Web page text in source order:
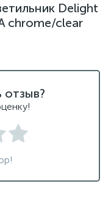
Delight
chrome/clear
отзыв?